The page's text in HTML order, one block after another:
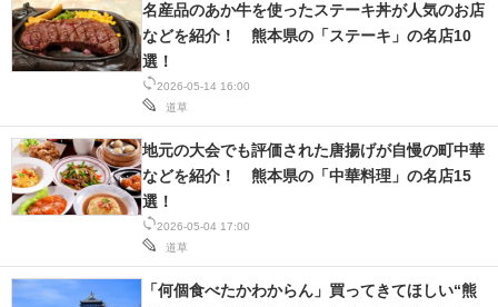
2026-05-14 16:00
道草
名産品のあか牛を使ったステーキ丼が人気のお店
などを紹介！ 熊本県の「ステーキ」の名店10
選！
2026-05-04 17:00
道草
地元の大会でも評価された唐揚げが自慢の町中華
などを紹介！ 熊本県の「中華料理」の名店15
選！
「何個食べたかわからん」買ってきてほしい“熊